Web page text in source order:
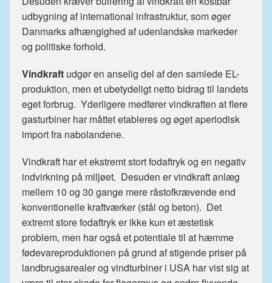
udbygning af international infrastruktur, som øger
Danmarks afhængighed af udenlandske markeder
og politiske forhold.
Vindkraft udgør en anselig del af den samlede EL-
produktion, men et ubetydeligt netto bidrag til landets
eget forbrug. Yderligere medfører vindkraften at flere
gasturbiner har måttet etableres og øget aperiodisk
import fra nabolandene.
Vindkraft har et ekstremt stort fodaftryk og en negativ
indvirkning på miljøet. Desuden er vindkraft anlæg
mellem 10 og 30 gange mere råstofkrævende end
konventionelle kraftværker (stål og beton). Det
extremt store fodaftryk er ikke kun et æstetisk
problem, men har også et potentiale til at hæmme
fødevareproduktionen på grund af stigende priser på
landbrugsarealer og vindturbiner i USA har vist sig at